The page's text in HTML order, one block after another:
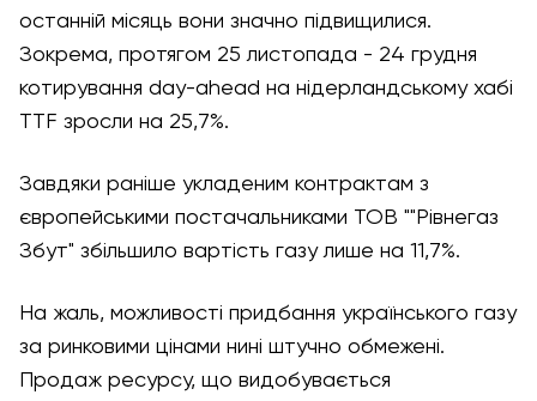
останній місяць вони значно підвищилися.
Зокрема, протягом 25 листопада - 24 грудня
котирування day-ahead на нідерландському хабі
TTF зросли на 25,7%.
Завдяки раніше укладеним контрактам з
європейськими постачальниками ТОВ ""Рівнегаз
Збут" збільшило вартість газу лише на 11,7%.
На жаль, можливості придбання українського газу
за ринковими цінами нині штучно обмежені.
Продаж ресурсу, що видобувається